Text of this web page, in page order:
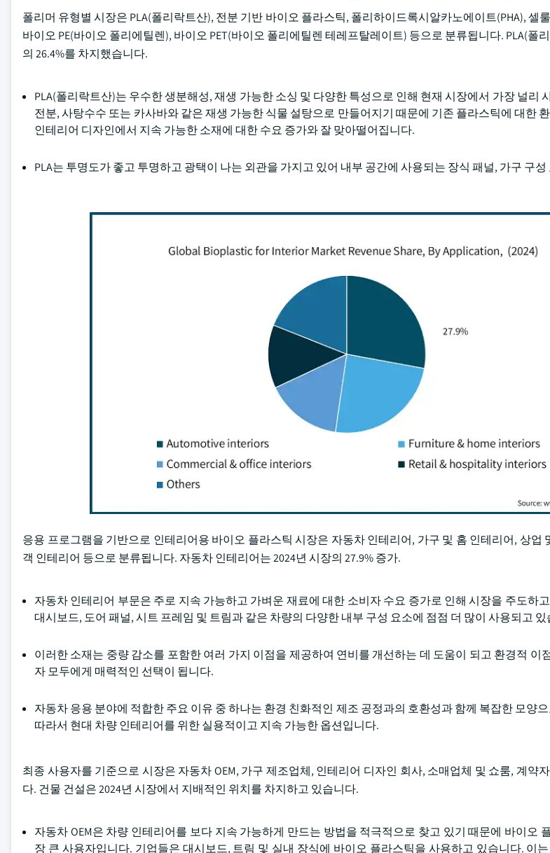
폴리머 유형별 시장은 PLA(폴리락트산), 전분 기반 바이오 플라스틱, 폴리하이드록시알카노에이트(PHA), 셀
바이오 PE(바이오 폴리에틸렌), 바이오 PET(바이오 폴리에틸렌 테레프탈레이트) 등으로 분류됩니다. PLA(폴
의 26.4%를 차지했습니다.
PLA(폴리락트산)는 우수한 생분해성, 재생 가능한 소싱 및 다양한 특성으로 인해 현재 시장에서 가장 널리
전분, 사탕수수 또는 카사바와 같은 재생 가능한 식물 설탕으로 만들어지기 때문에 기존 플라스틱에 대한
인테리어 디자인에서 지속 가능한 소재에 대한 수요 증가와 잘 맞아떨어집니다.
PLA는 투명도가 좋고 투명하고 광택이 나는 외관을 가지고 있어 내부 공간에 사용되는 장식 패널, 가구 구
응용 프로그램을 기반으로 인테리어용 바이오 플라스틱 시장은 자동차 인테리어, 가구 및 홈 인테리어, 상업
객 인테리어 등으로 분류됩니다. 자동차 인테리어는 2024년 시장의 27.9% 증가.
자동차 인테리어 부문은 주로 지속 가능하고 가벼운 재료에 대한 소비자 수요 증가로 인해 시장을 주도하
대시보드, 도어 패널, 시트 프레임 및 트림과 같은 차량의 다양한 내부 구성 요소에 점점 더 많이 사용되고 있
이러한 소재는 중량 감소를 포함한 여러 가지 이점을 제공하여 연비를 개선하는 데 도움이 되고 환경적 이
자 모두에게 매력적인 선택이 됩니다.
자동차 응용 분야에 적합한 주요 이유 중 하나는 환경 친화적인 제조 공정과의 호환성과 함께 복잡한 모양
따라서 현대 차량 인테리어를 위한 실용적이고 지속 가능한 옵션입니다.
최종 사용자를 기준으로 시장은 자동차 OEM, 가구 제조업체, 인테리어 디자인 회사, 소매업체 및 쇼룸, 계약
다. 건물 건설은 2024년 시장에서 지배적인 위치를 차지하고 있습니다.
자동차 OEM은 차량 인테리어를 보다 지속 가능하게 만드는 방법을 적극적으로 찾고 있기 때문에 바이오
장 큰 사용자입니다. 기업들은 대시보드, 트림 및 실내 장식에 바이오 플라스틱을 사용하고 있습니다. 이